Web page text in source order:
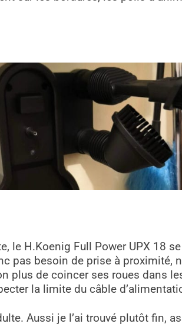
le H.Koenig Full Power UPX 18
pas besoin de prise à proximité,
plus de coincer ses roues dans
la limite du câble
. Aussi je l’ai trouvé plutôt fin,